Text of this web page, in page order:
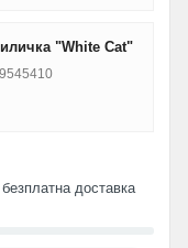
"White Cat"
доставка